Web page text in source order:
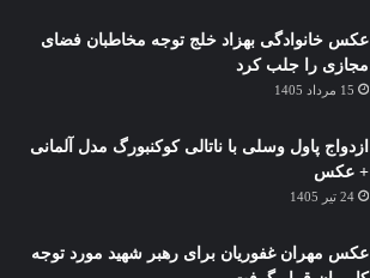
عکس خانوادگی بهزاد خلج توجه مخاطبان فضای
مجازی را جلب کرد
15 مرداد 1405
ازدواج پاول وسلی با ناتالی کوکنبورگ مدل آلمانی
+ عکس
24 تیر 1405
عکس مهران غفوریان برای رهبر شهید مورد توجه